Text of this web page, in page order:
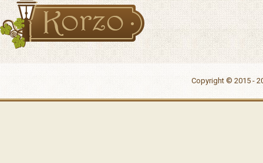
Copyright © 2015 -